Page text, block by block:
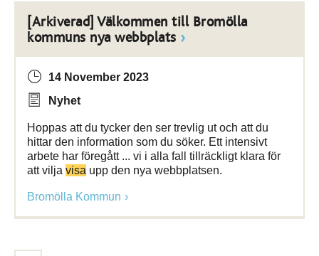
[Arkiverad] Välkommen till Bromölla
kommuns nya webbplats
14 November 2023
Nyhet
Hoppas att du tycker den ser trevlig ut och att du
hittar den information som du söker. Ett intensivt
arbete har föregått ... vi i alla fall tillräckligt klara för
att vilja visa upp den nya webbplatsen.
Bromölla Kommun